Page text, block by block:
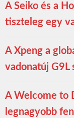
A Seiko és a
tiszteleg egy
A Xpeng a
vadonatúj G9L
A Welcome to
legnagyobb